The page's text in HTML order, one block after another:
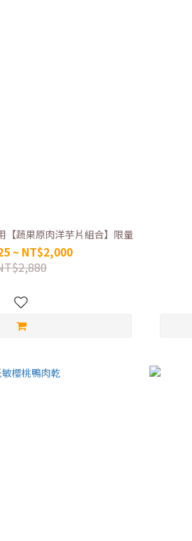
【蔬果原肉洋芋片組合】限量
~ NT$2,000